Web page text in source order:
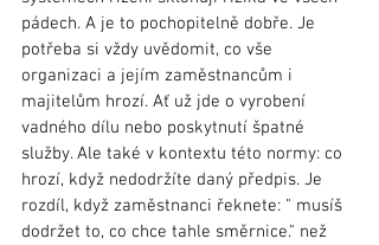
pádech. A je to pochopitelně dobře. Je
potřeba si vždy uvědomit, co vše
organizaci a jejím zaměstnancům i
majitelům hrozí. Ať už jde o vyrobení
vadného dílu nebo poskytnutí špatné
služby. Ale také v kontextu této normy: co
hrozí, když nedodržíte daný předpis. Je
rozdíl, když zaměstnanci řeknete: " musíš
dodržet to, co chce tahle směrnice." než